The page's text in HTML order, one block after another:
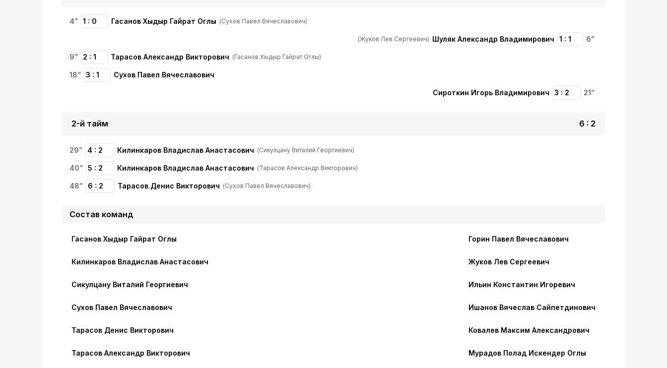
4” 1 : 0 Гасанов Хыдыр Гайрат Оглы (Сухов Павел Вячеславович)
6”
1 : 1
Шуляк Александр Владимирович
(Жуков Лев Сергеевич)
9” 2 : 1 Тарасов Александр Викторович (Гасанов Хыдыр Гайрат Оглы)
18” 3 : 1 Сухов Павел Вячеславович
21”
3 : 2
Сироткин Игорь Владимирович
29” 4 : 2 Килинкаров Владислав Анастасович (Сикулцану Виталий Георгиевич)
40” 5 : 2 Килинкаров Владислав Анастасович (Тарасов Александр Викторович)
48” 6 : 2 Тарасов Денис Викторович (Сухов Павел Вячеславович)
2-й тайм 6 : 2
Состав команд
Гасанов Хыдыр Гайрат Оглы
Килинкаров Владислав Анастасович
Сикулцану Виталий Георгиевич
Сухов Павел Вячеславович
Тарасов Денис Викторович
Тарасов Александр Викторович
Горин Павел Вячеславович
Жуков Лев Сергеевич
Ильин Константин Игоревич
Ишанов Вячеслав Сайпетдинович
Ковалев Максим Александрович
Мурадов Полад Искендер Оглы